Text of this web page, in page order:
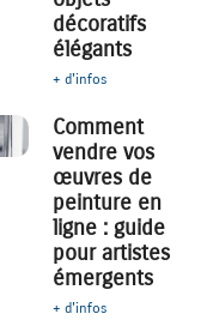
décoratifs
élégants
+ d'infos
Comment
vendre vos
œuvres de
peinture en
ligne : guide
pour artistes
émergents
+ d'infos